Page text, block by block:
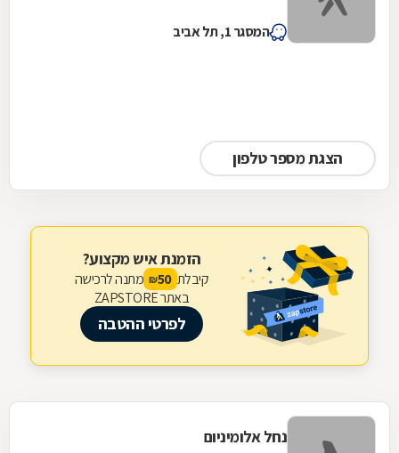
המסגר 1, תל אביב
הצגת מספר טלפון
הזמנת איש מקצוע?
קיבלת 50
₪ מתנה לרכישה
באתר ZAPSTORE
לפרטי ההטבה
נחל אלומיניום